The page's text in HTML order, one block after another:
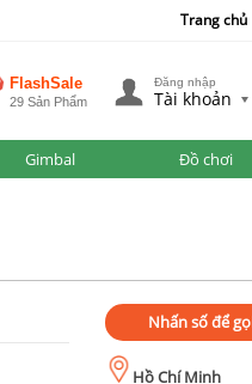
Trang chủ
FlashSale
29 Sản Phẩm
Đăng nhập
Tài khoản
Gimbal Đồ chơi
Nhấn số để
Hồ Chí Minh